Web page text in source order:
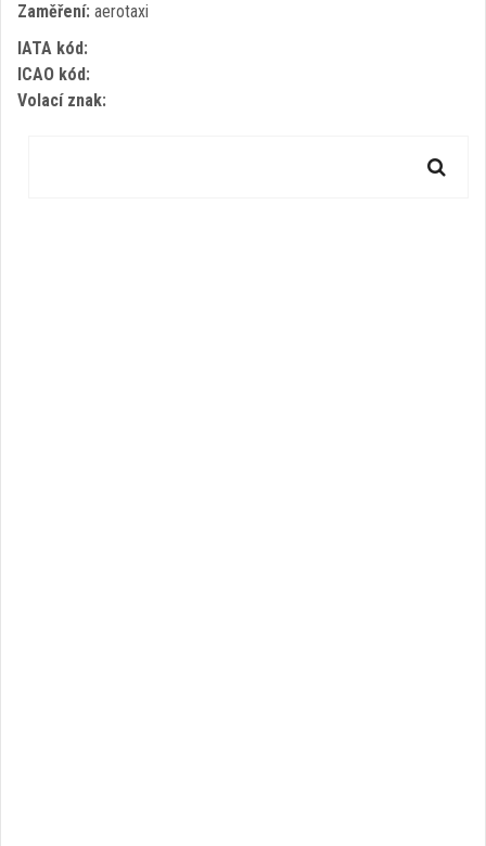
Zaměření: aerotaxi
IATA kód:
ICAO kód:
Volací znak: